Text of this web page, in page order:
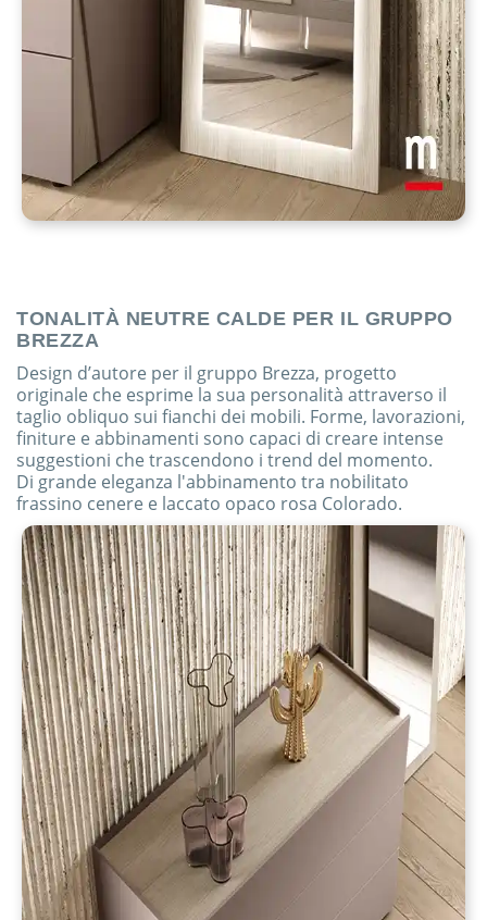
TONALITÀ NEUTRE CALDE PER IL GRUPPO
BREZZA
Design d’autore per il gruppo Brezza, progetto
originale che esprime la sua personalità attraverso il
taglio obliquo sui fianchi dei mobili. Forme, lavorazioni,
finiture e abbinamenti sono capaci di creare intense
suggestioni che trascendono i trend del momento.
Di grande eleganza l'abbinamento tra nobilitato
frassino cenere e laccato opaco rosa Colorado.